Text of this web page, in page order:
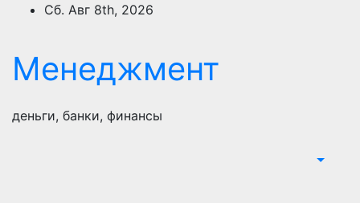
ПерейтиСб. Авг 8th, 2026
Менеджмент
деньги, банки, финансы